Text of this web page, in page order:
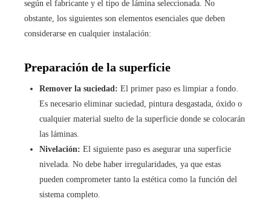
según el fabricante y el tipo de lámina seleccionada. No
obstante, los siguientes son elementos esenciales que deben
considerarse en cualquier instalación:
Preparación de la superficie
Remover la suciedad: El primer paso es limpiar a fondo.
Es necesario eliminar suciedad, pintura desgastada, óxido o
cualquier material suelto de la superficie donde se colocarán
las láminas.
Nivelación: El siguiente paso es asegurar una superficie
nivelada. No debe haber irregularidades, ya que estas
pueden comprometer tanto la estética como la función del
sistema completo.